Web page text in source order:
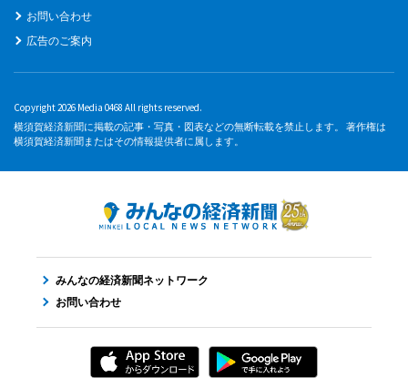
お問い合わせ
広告のご案内
Copyright 2026 Media 0468 All rights reserved.
横須賀経済新聞に掲載の記事・写真・図表などの無断転載を禁止します。 著作権は
横須賀経済新聞またはその情報提供者に属します。
みんなの経済新聞ネットワーク
お問い合わせ